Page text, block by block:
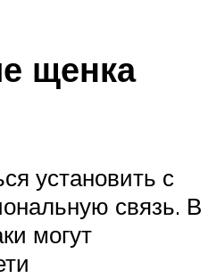
щенка
установить с
связь. В
могут